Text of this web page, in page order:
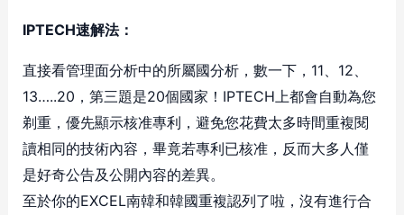
IPTECH速解法：
直接看管理面分析中的所屬國分析，數一下，11、12、
13…..20，第三題是20個國家！IPTECH上都會自動為您
剃重，優先顯示核准專利，避免您花費太多時間重複閱
讀相同的技術內容，畢竟若專利已核准，反而大多人僅
是好奇公告及公開內容的差異。
至於你的EXCEL南韓和韓國重複認列了啦，沒有進行合